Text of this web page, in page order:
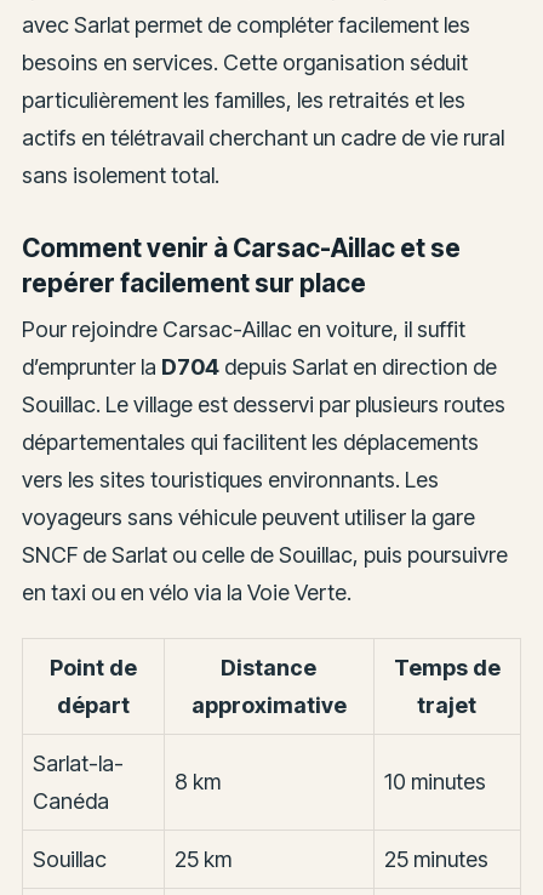
avec Sarlat permet de compléter facilement les
besoins en services. Cette organisation séduit
particulièrement les familles, les retraités et les
actifs en télétravail cherchant un cadre de vie rural
sans isolement total.
Comment venir à Carsac-Aillac et se
repérer facilement sur place
Pour rejoindre Carsac-Aillac en voiture, il suffit
d’emprunter la D704depuis Sarlat en direction de
Souillac. Le village est desservi par plusieurs routes
départementales qui facilitent les déplacements
vers les sites touristiques environnants. Les
voyageurs sans véhicule peuvent utiliser la gare
SNCF de Sarlat ou celle de Souillac, puis poursuivre
en taxi ou en vélo via la Voie Verte.
Point de
départ
Distance
approximative
Temps de
trajet
Sarlat-la-
Canéda
8 km 10 minutes
Souillac 25 km 25 minutes